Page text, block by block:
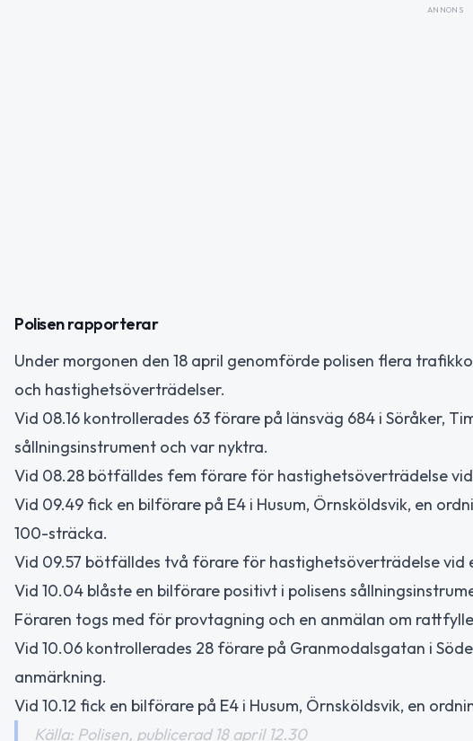
ANNONS
Polisen rapporterar
Under morgonen den 18 april genomförde polisen flera
och hastighetsöverträdelser.
Vid 08.16 kontrollerades 63 förare på länsväg 684 i Söråker,
sållningsinstrument och var nyktra.
Vid 08.28 bötfälldes fem förare för hastighetsöverträdelse
Vid 09.49 fick en bilförare på E4 i Husum, Örnsköldsvik, en
100-sträcka.
Vid 09.57 bötfälldes två förare för hastighetsöverträdelse vid
Vid 10.04 blåste en bilförare positivt i polisens
Föraren togs med för provtagning och en anmälan om
Vid 10.06 kontrollerades 28 förare på Granmodalsgatan i
anmärkning.
Vid 10.12 fick en bilförare på E4 i Husum, Örnsköldsvik, en
Källa: Polisen, publicerad 18 april 12.30